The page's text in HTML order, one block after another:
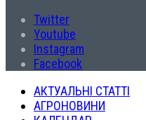
Twitter
Youtube
Instagram
Facebook
АКТУАЛЬНІ СТАТТІ
АГРОНОВИНИ